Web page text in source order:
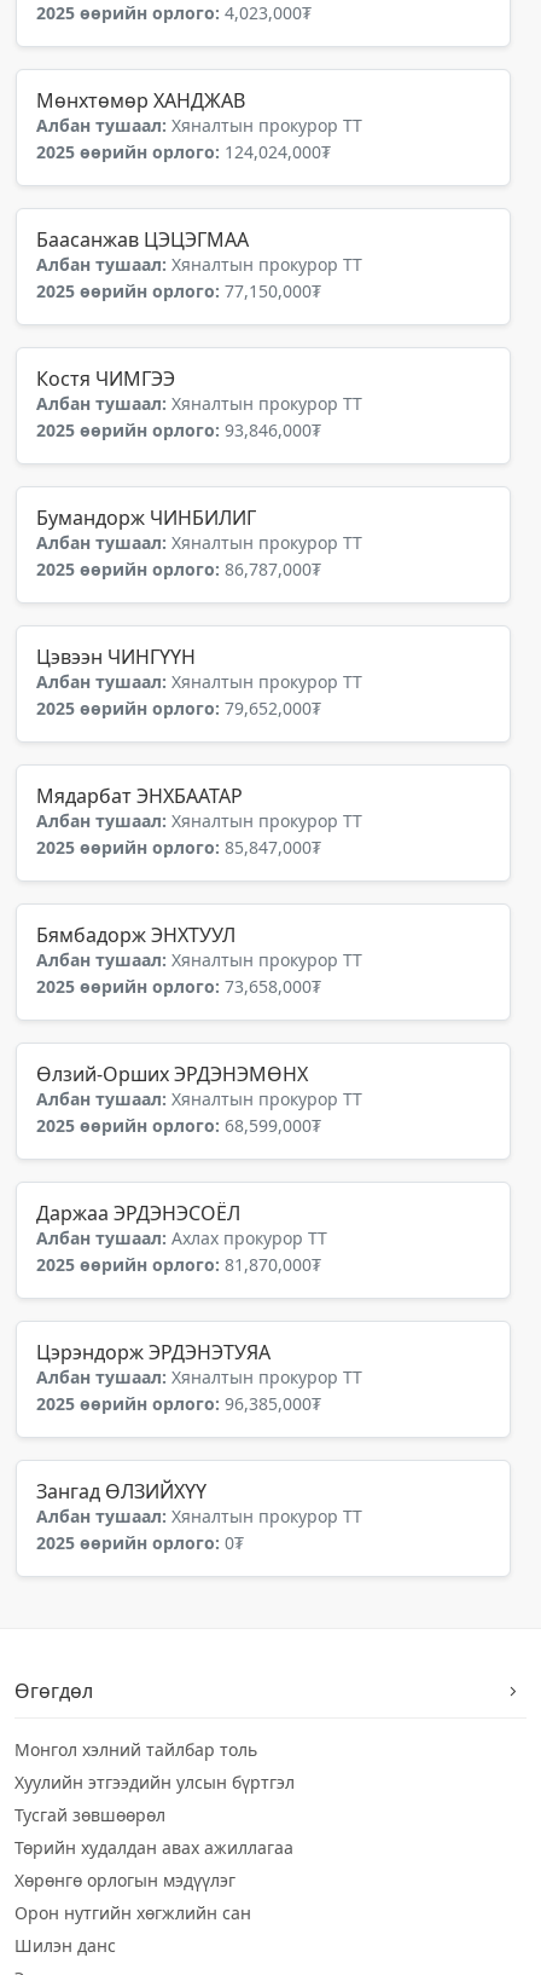
2025 өөрийн орлого: 4,023,000₮
Мөнхтөмөр ХАНДЖАВ
Албан тушаал: Хяналтын прокурор ТТ
2025 өөрийн орлого: 124,024,000₮
Баасанжав ЦЭЦЭГМАА
Албан тушаал: Хяналтын прокурор ТТ
2025 өөрийн орлого: 77,150,000₮
Костя ЧИМГЭЭ
Албан тушаал: Хяналтын прокурор ТТ
2025 өөрийн орлого: 93,846,000₮
Бумандорж ЧИНБИЛИГ
Албан тушаал: Хяналтын прокурор ТТ
2025 өөрийн орлого: 86,787,000₮
Цэвээн ЧИНГҮҮН
Албан тушаал: Хяналтын прокурор ТТ
2025 өөрийн орлого: 79,652,000₮
Мядарбат ЭНХБААТАР
Албан тушаал: Хяналтын прокурор ТТ
2025 өөрийн орлого: 85,847,000₮
Бямбадорж ЭНХТУУЛ
Албан тушаал: Хяналтын прокурор ТТ
2025 өөрийн орлого: 73,658,000₮
Өлзий-Орших ЭРДЭНЭМӨНХ
Албан тушаал: Хяналтын прокурор ТТ
2025 өөрийн орлого: 68,599,000₮
Даржаа ЭРДЭНЭСОЁЛ
Албан тушаал: Ахлах прокурор ТТ
2025 өөрийн орлого: 81,870,000₮
Цэрэндорж ЭРДЭНЭТУЯА
Албан тушаал: Хяналтын прокурор ТТ
2025 өөрийн орлого: 96,385,000₮
Зангад ӨЛЗИЙХҮҮ
Албан тушаал: Хяналтын прокурор ТТ
2025 өөрийн орлого: 0₮
Өгөгдөл
Монгол хэлний тайлбар толь
Хуулийн этгээдийн улсын бүртгэл
Тусгай зөвшөөрөл
Төрийн худалдан авах ажиллагаа
Хөрөнгө орлогын мэдүүлэг
Орон нутгийн хөгжлийн сан
Шилэн данс